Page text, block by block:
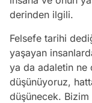
derinden ilgili.
Felsefe tarihi
yaşayan
ya da adaletin ne
düşünüyoruz,
düşünecek. Bizim